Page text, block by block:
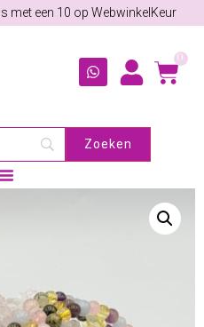
met een 10 op WebwinkelKeur
0